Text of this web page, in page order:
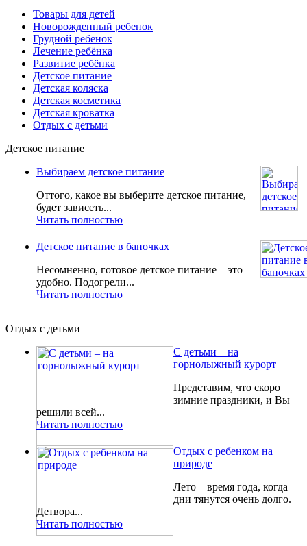
Товары для детей
Новорожденный ребенок
Грудной ребенок
Лечение ребёнка
Развитие ребёнка
Детское питание
Детская коляска
Детская косметика
Детская кроватка
Отдых с детьми
Детское питание
Выбираем детское питание
Оттого, какое вы выберите детское питание,
будет зависеть...
Читать полностью
Детское питание в баночках
Несомненно, готовое детское питание – это
удобно. Подогрели...
Читать полностью
Отдых с детьми
С детьми – на
горнолыжный курорт
Представим, что скоро
зимние праздники, и Вы
решили всей...
Читать полностью
Отдых с ребенком на
природе
Лето – время года, когда
дни тянутся очень долго.
Детвора...
Читать полностью